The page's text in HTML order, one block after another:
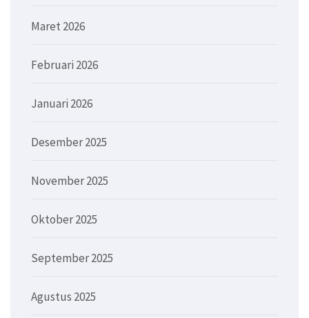
Maret 2026
Februari 2026
Januari 2026
Desember 2025
November 2025
Oktober 2025
September 2025
Agustus 2025